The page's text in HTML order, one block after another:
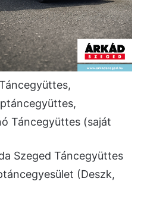
Táncegyüttes (saját
Szeged Táncegyüttes
(Deszk,